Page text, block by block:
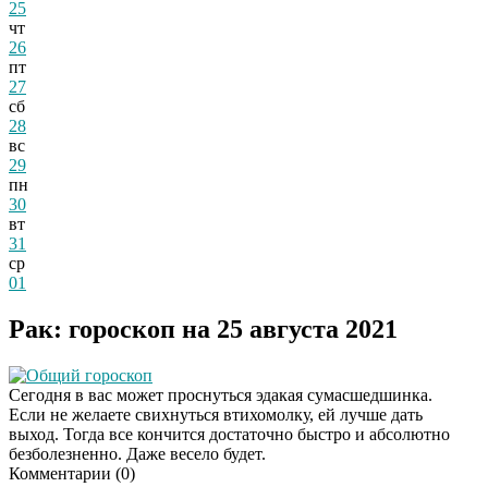
25
чт
26
пт
27
сб
28
вс
29
пн
30
вт
31
ср
01
Рак: гороскоп на 25 августа 2021
Общий гороскоп
Сегодня в вас может проснуться эдакая сумасшедшинка.
Если не желаете свихнуться втихомолку, ей лучше дать
выход. Тогда все кончится достаточно быстро и абсолютно
безболезненно. Даже весело будет.
Комментарии (0)
Даже самый